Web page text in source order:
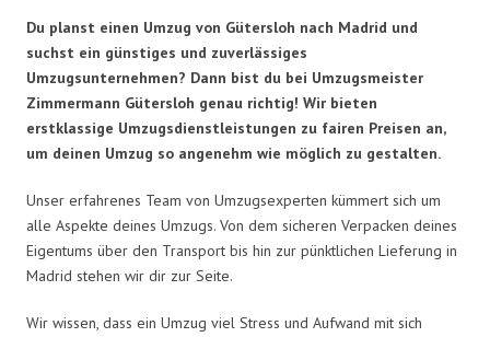
Du planst einen Umzug von Gütersloh nach Madrid und
suchst ein günstiges und zuverlässiges
Umzugsunternehmen? Dann bist du bei Umzugsmeister
Zimmermann Gütersloh genau richtig! Wir bieten
erstklassige Umzugsdienstleistungen zu fairen Preisen an,
um deinen Umzug so angenehm wie möglich zu gestalten.
Unser erfahrenes Team von Umzugsexperten kümmert sich um
alle Aspekte deines Umzugs. Von dem sicheren Verpacken deines
Eigentums über den Transport bis hin zur pünktlichen Lieferung in
Madrid stehen wir dir zur Seite.
Wir wissen, dass ein Umzug viel Stress und Aufwand mit sich